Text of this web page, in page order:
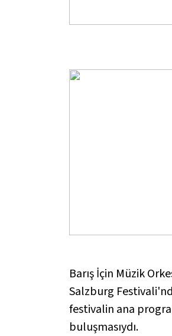
Barış İçin Müzik
Salzburg
festivalin ana
buluşmasıydı.